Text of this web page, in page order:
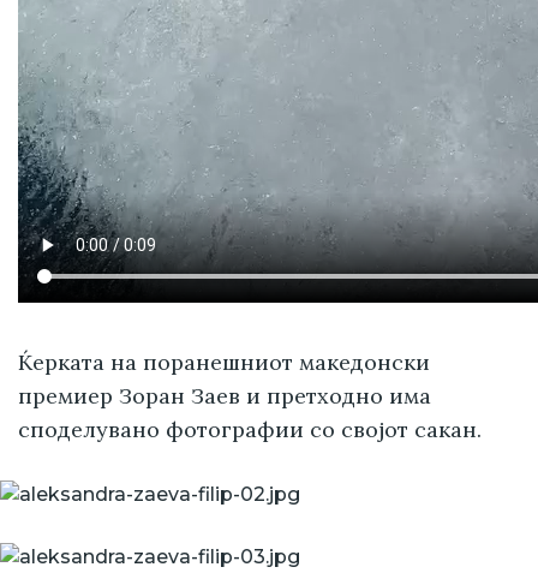
Ќерката на поранешниот македонски
премиер Зоран Заев и претходно има
споделувано фотографии со својот сакан.